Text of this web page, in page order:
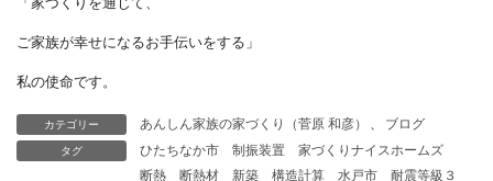
日本でも
もっとも日射が少ない
知床岬（北海道）でも
1200時間にはなりますから、
カテゴリー あんしん家族の家づくり（菅原 和彦） 、
ブログ
タグ
ひたちなか市 制振装置
家づくりナイスホームズ
断熱
断熱材 新築 構造計算 水戸市
耐震等級３